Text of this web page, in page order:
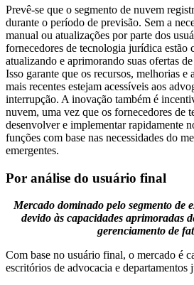
Prevê-se que o segmento de nuvem
durante o período de previsão. Sem a
manual ou atualizações por parte dos
fornecedores de tecnologia jurídica estão
atualizando e aprimorando suas ofertas
Isso garante que os recursos, melhorias e
mais recentes estejam acessíveis aos
interrupção. A inovação também é
nuvem, uma vez que os fornecedores de
desenvolver e implementar rapidamente
funções com base nas necessidades do
emergentes.
Por análise do usuário final
Mercado dominado pelo segmento de
devido às capacidades aprimoradas
gerenciamento de
Com base no usuário final, o mercado é
escritórios de advocacia e